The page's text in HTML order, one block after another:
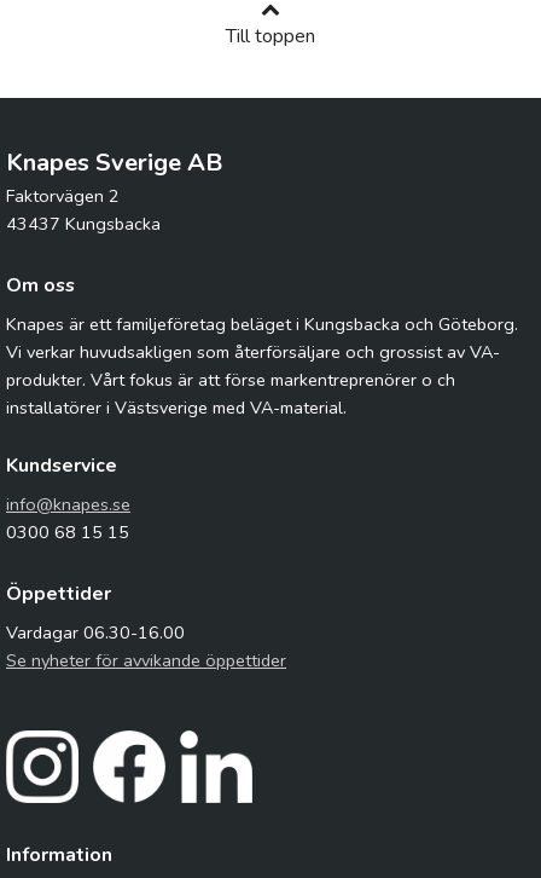
Till toppen
Knapes Sverige AB
Faktorvägen 2
43437 Kungsbacka
Om oss
Knapes är ett familjeföretag beläget i Kungsbacka och Göteborg.
Vi verkar huvudsakligen som återförsäljare och grossist av VA-
produkter. Vårt fokus är att förse markentreprenörer o ch
installatörer i Västsverige med VA-material.
Kundservice
info@knapes.se
0300 68 15 15
Öppettider
Vardagar 06.30-16.00
Se nyheter för avvikande öppettider
Information